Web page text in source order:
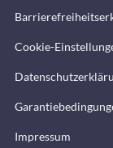
Cookie-
Impressum